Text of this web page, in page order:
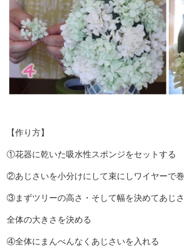
【作り方】
①花器に乾いた吸水性スポンジをセットする
②あじさいを小分けにして束にしワイヤーで巻
③まずツリーの高さ・そして幅を決めてあじ
全体の大きさを決める
④全体にまんべんなくあじさいを入れる